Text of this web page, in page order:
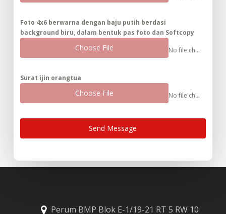
​Foto 4x6 berwarna dengan baju putih berdasi
background biru, dalam bentuk pas foto dan Softcopy
Choose File No file chosen
Surat ijin orangtua
Choose File No file chosen
Send Message
Perum BMP Blok E-1/19-21 RT 5 RW 10